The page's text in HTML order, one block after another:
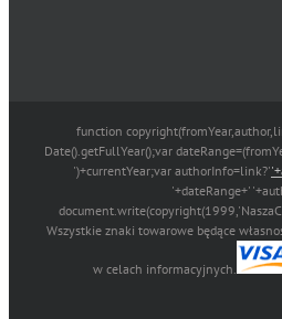
function
Date().getFullYear();var
')+currentYear;var authorInfo=link?'
'+dateRange+'
Wszystkie znaki towarowe będące
w celach informacyjnych.